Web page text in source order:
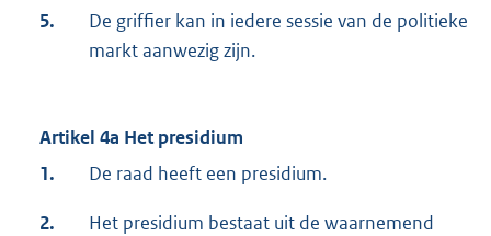
5.
De griffier kan in iedere sessie van de politieke
markt aanwezig zijn.
Artikel 4a Het presidium
1.
De raad heeft een presidium.
2.
Het presidium bestaat uit de waarnemend